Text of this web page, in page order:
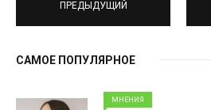
ПРЕДЫДУЩИЙ
САМОЕ ПОПУЛЯРНОЕ
МНЕНИЯ